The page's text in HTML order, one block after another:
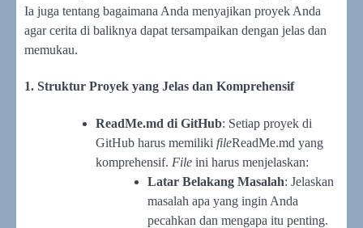
Ia juga tentang bagaimana Anda menyajikan proyek Anda
agar cerita di baliknya dapat tersampaikan dengan jelas dan
memukau.
1. Struktur Proyek yang Jelas dan Komprehensif
ReadMe.md di GitHub: Setiap proyek di
GitHub harus memiliki fileReadMe.md yang
komprehensif. File ini harus menjelaskan:
Latar Belakang Masalah: Jelaskan
masalah apa yang ingin Anda
pecahkan dan mengapa itu penting.